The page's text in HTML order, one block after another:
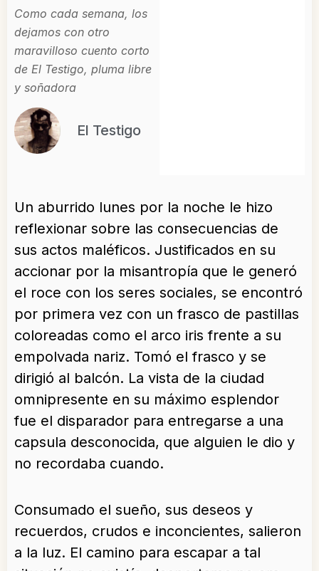
Como cada semana, los
dejamos con otro
maravilloso cuento corto
de El Testigo, pluma libre
y soñadora
El Testigo
Un aburrido lunes por la noche le hizo
reflexionar sobre las consecuencias de
sus actos maléficos. Justificados en su
accionar por la misantropía que le generó
el roce con los seres sociales, se encontró
por primera vez con un frasco de pastillas
coloreadas como el arco iris frente a su
empolvada nariz. Tomó el frasco y se
dirigió al balcón. La vista de la ciudad
omnipresente en su máximo esplendor
fue el disparador para entregarse a una
capsula desconocida, que alguien le dio y
no recordaba cuando.
Consumado el sueño, sus deseos y
recuerdos, crudos e inconcientes, salieron
a la luz. El camino para escapar a tal